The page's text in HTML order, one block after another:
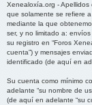
Xenealoxía.org - Apellidos
que solamente se refiere
mediante la que
ser, y no limitado a:
su registro en “Foros
cuenta”) y mensajes
identificado (de aquí en
Su cuenta como mínimo
adelante “su nombre de
(de aquí en adelante “su